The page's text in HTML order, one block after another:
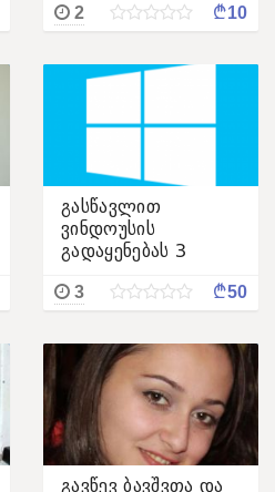
2 ¢10
გასწავლით
ვინდოუსის
გადაყენებას 3
გაკვეთილით 3
3 ¢50
გავწევ ბავშვთა და